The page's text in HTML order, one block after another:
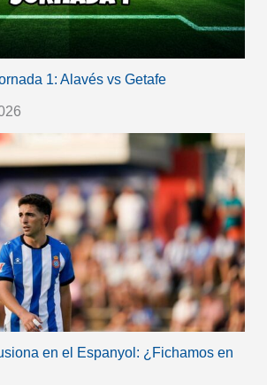
1: Alavés vs Getafe
en el Espanyol: ¿Fichamos en